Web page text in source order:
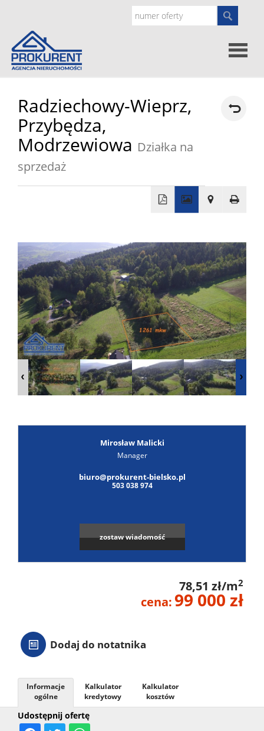
prawne
O
nas
Zgłoś
Zgłoś
ofertę
Radziechowy-Wieprz,
Przybędza,
Modrzewiowa Działka na
sprzedaż
−
Leaflet
Mirosław Malicki
Manager
biuro@prokurent-bielsko.pl
503 038 974
zostaw wiadomość
78,51 zł/m2
cena: 99 000 zł
Dodaj do notatnika
Udostępnij ofertę
Informacje
ogólne
Kalkulator
kredytowy
Kalkulator
kosztów